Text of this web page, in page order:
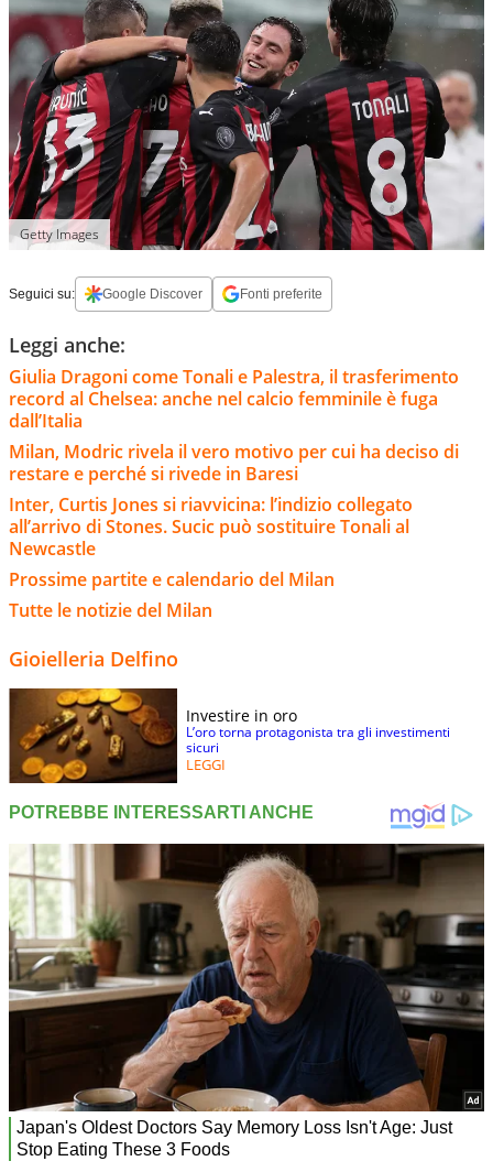
Getty Images
Seguici su: Google Discover Fonti preferite
Leggi anche:
Giulia Dragoni come Tonali e Palestra, il trasferimento
record al Chelsea: anche nel calcio femminile è fuga
dall’Italia
Milan, Modric rivela il vero motivo per cui ha deciso di
restare e perché si rivede in Baresi
Inter, Curtis Jones si riavvicina: l’indizio collegato
all’arrivo di Stones. Sucic può sostituire Tonali al
Newcastle
Prossime partite e calendario del Milan
Tutte le notizie del Milan
Gioielleria Delfino
Investire in oro
L’oro torna protagonista tra gli investimenti
sicuri
LEGGI